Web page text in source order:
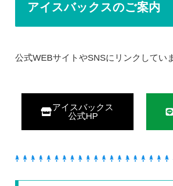
アイスバックスのご案内
公式WEBサイトやSNSにリンクしてい
アイスバックス
公式HP